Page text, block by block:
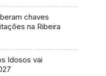
chaves
na Ribeira
Idosos vai